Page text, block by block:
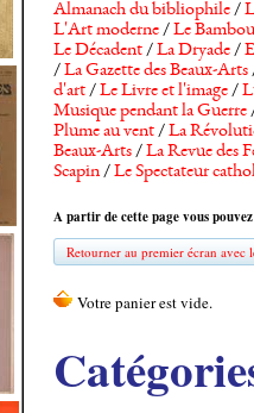
Almanach du bibliophile/
L'Art moderne/Le Bambou
Le Décadent/La Dryade/
/La Gazette des Beaux-Arts
d'art/Le Livre et l'image/
Musique pendant la Guerre
Plume au vent/La
Beaux-Arts/La Revue des
Scapin/Le Spectateur
A partir de cette page vous
Retourner au premier écran avec